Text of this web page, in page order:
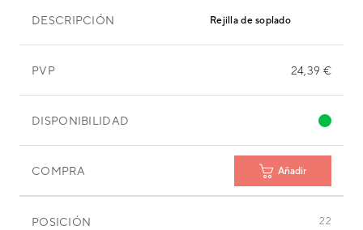
DESCRIPCIÓN Rejilla de soplado
PVP 24,39 €
DISPONIBILIDAD
COMPRA Añadir
POSICIÓN 22